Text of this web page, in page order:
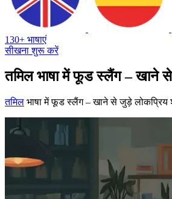
130+ भाषाएं
सीखना शुरू करें
तमिल भाषा में फूड स्लैंग – खाने
तमिल भाषा में फूड स्लैंग – खाने से जुड़े लोकप्रिय